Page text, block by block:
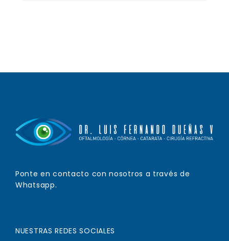
Ponte en contacto con nosotros a través de
Whatsapp.
NUESTRAS REDES SOCIALES